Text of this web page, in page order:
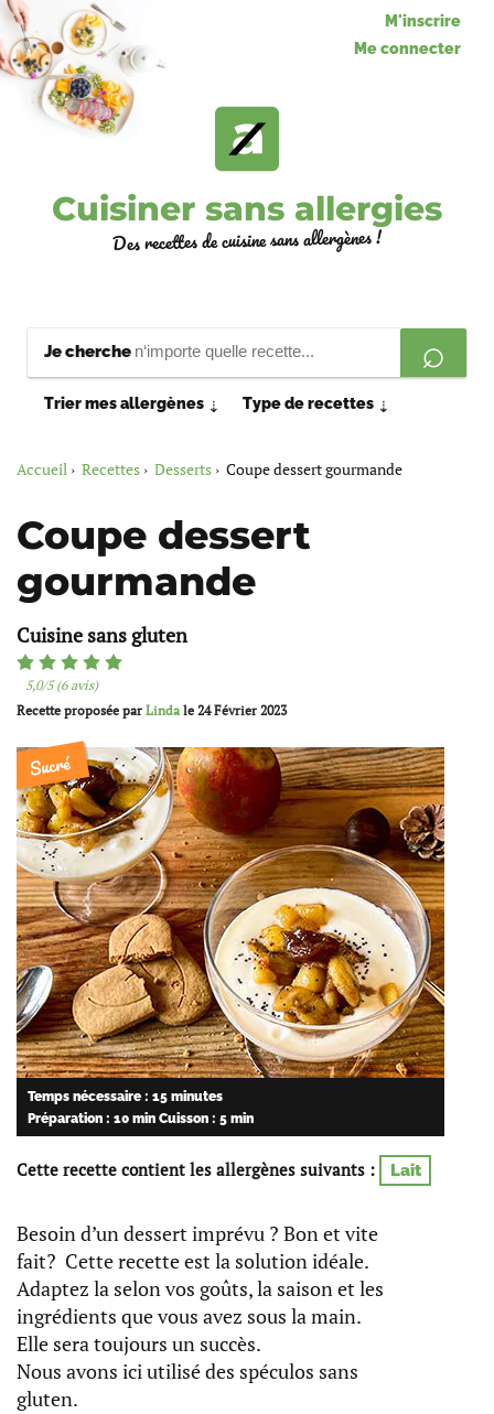
M'inscrire
Me connecter
Cuisiner sans allergies
Des recettes de cuisine sans allergènes !
Je cherche
Trier mes allergènes ⇣ Type de recettes ⇣
Accueil Recettes Desserts Coupe dessert gourmande
Coupe dessert
gourmande
Cuisine sans gluten
5,0/5 (6 avis)
Recette proposée par Linda le 24 Février 2023
Sucré
Temps nécessaire : 15 minutes
Préparation : 10 min Cuisson : 5 min
Cette recette contient les allergènes suivants : Lait
Besoin d’un dessert imprévu ? Bon et vite
fait? Cette recette est la solution idéale.
Adaptez la selon vos goûts, la saison et les
ingrédients que vous avez sous la main.
Elle sera toujours un succès.
Nous avons ici utilisé des spéculos sans
gluten.